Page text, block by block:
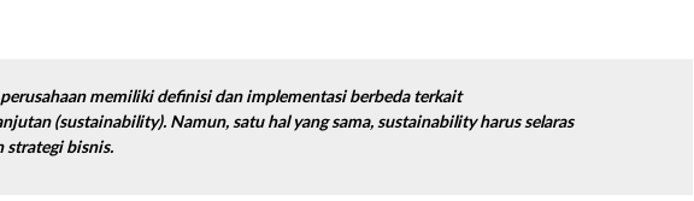
memiliki definisi dan implementasi berbeda terkait
(sustainability). Namun, satu hal yang sama, sustainabilityharus selaras
strategi bisnis.